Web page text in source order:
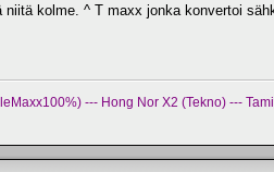
kolme. ^ T maxx jonka konvertoi
--- Hong Nor X2 (Tekno) ---